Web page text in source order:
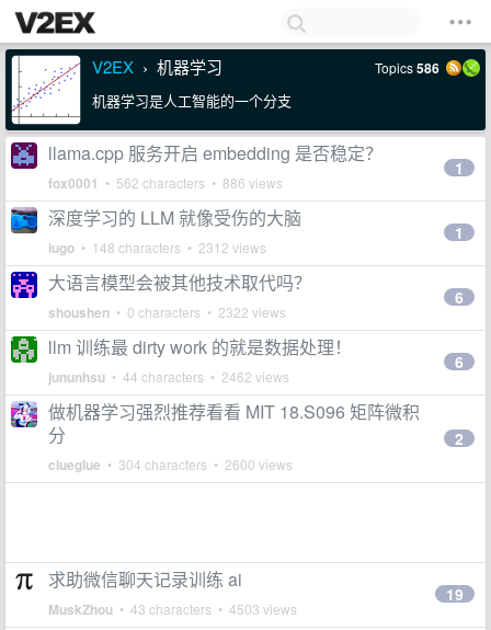
V2EX › 机器学习 Topics586
机器学习是人工智能的一个分支
llama.cpp 服务开启 embedding 是否稳定？
fox0001 • 562 characters • 886 views
1
深度学习的 LLM 就像受伤的大脑
iugo • 148 characters • 2312 views
1
大语言模型会被其他技术取代吗？
shoushen • 0 characters • 2322 views
6
llm 训练最 dirty work 的就是数据处理！
jununhsu • 44 characters • 2462 views
6
做机器学习强烈推荐看看 MIT 18.S096 矩阵微积
分
clueglue • 304 characters • 2600 views
2
求助微信聊天记录训练 ai
MuskZhou • 43 characters • 4503 views
19